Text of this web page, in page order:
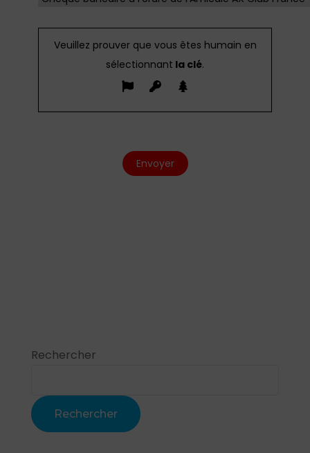
Veuillez prouver que vous êtes humain en
sélectionnant la clé.
Rechercher
Rechercher